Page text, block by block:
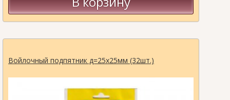
Войлочный подпятник д=25х25мм (32шт.)